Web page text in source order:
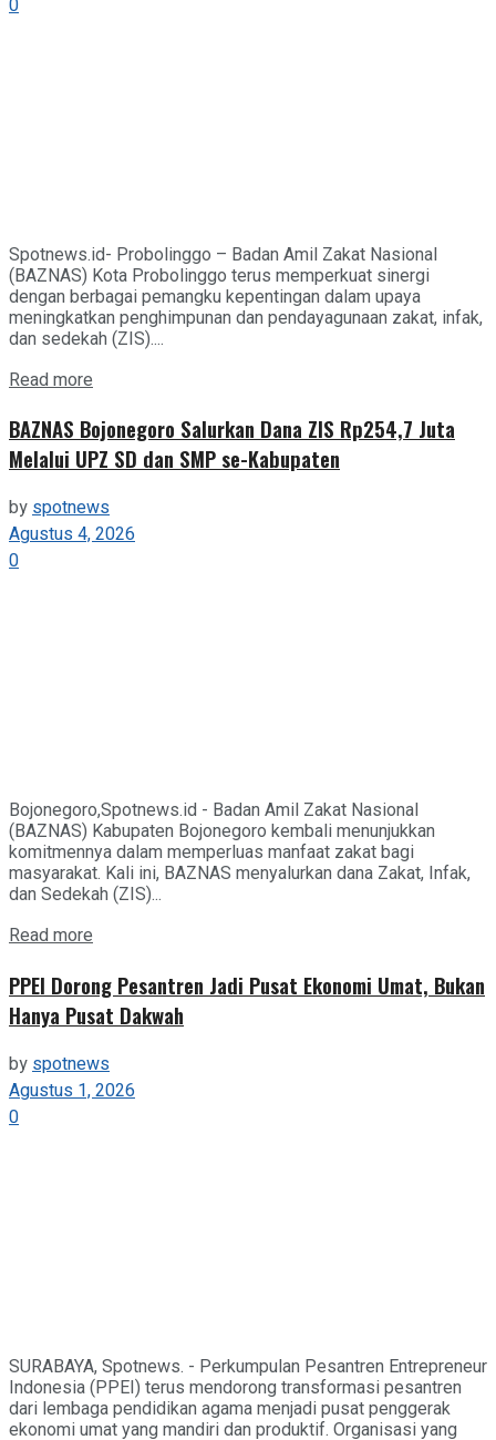
Spotnews.id- Probolinggo – Badan Amil Zakat Nasional
(BAZNAS) Kota Probolinggo terus memperkuat sinergi
dengan berbagai pemangku kepentingan dalam upaya
meningkatkan penghimpunan dan pendayagunaan zakat, infak,
dan sedekah (ZIS)....
Read more
BAZNAS Bojonegoro Salurkan Dana ZIS Rp254,7 Juta
Melalui UPZ SD dan SMP se-Kabupaten
byspotnews
Agustus 4, 2026
0
Bojonegoro,Spotnews.id - Badan Amil Zakat Nasional
(BAZNAS) Kabupaten Bojonegoro kembali menunjukkan
komitmennya dalam memperluas manfaat zakat bagi
masyarakat. Kali ini, BAZNAS menyalurkan dana Zakat, Infak,
dan Sedekah (ZIS)...
Read more
PPEI Dorong Pesantren Jadi Pusat Ekonomi Umat, Bukan
Hanya Pusat Dakwah
by spotnews
Agustus 1, 2026
0
SURABAYA, Spotnews. - Perkumpulan Pesantren Entrepreneur
Indonesia (PPEI) terus mendorong transformasi pesantren
dari lembaga pendidikan agama menjadi pusat penggerak
ekonomi umat yang mandiri dan produktif. Organisasi yang